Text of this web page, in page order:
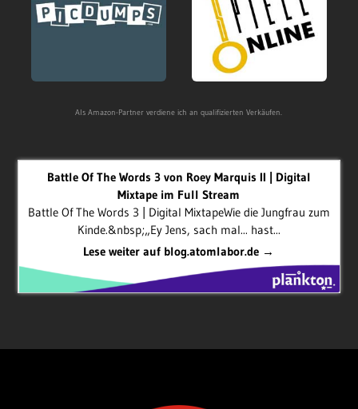
Als Amazon-Partner verdiene ich an qualifizierten Verkäufen.
Battle Of The Words 3 von Roey Marquis II | Digital
Mixtape im Full Stream
Battle Of The Words 3 | Digital MixtapeWie die Jungfrau zum
Kinde.&nbsp;„Ey Jens, sach mal... hast...
Lese weiter auf blog.atomlabor.de →